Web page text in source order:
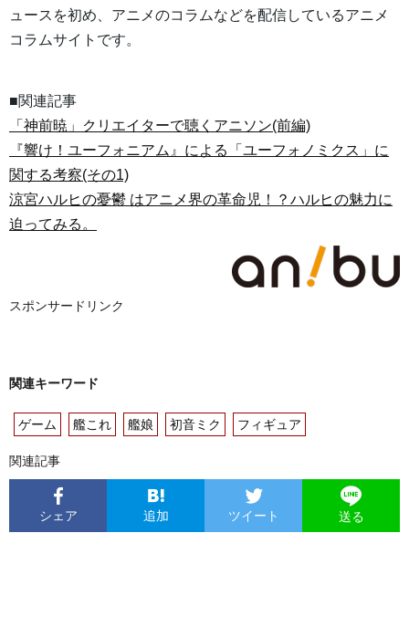
ュースを初め、アニメのコラムなどを配信しているアニメ
コラムサイトです。
■関連記事
「神前暁」クリエイターで聴くアニソン(前編)
『響け！ユーフォニアム』による「ユーフォノミクス」に
関する考察(その1)
涼宮ハルヒの憂鬱 はアニメ界の革命児！？ハルヒの魅力に
迫ってみる。
スポンサードリンク
関連キーワード
ゲーム 艦これ 艦娘 初音ミク フィギュア
関連記事
シェア 追加 ツイート 送る